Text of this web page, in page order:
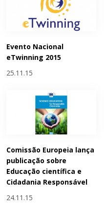
Evento Nacional
eTwinning 2015
25.11.15
Comissão Europeia lança
publicação sobre
Educação científica e
Cidadania Responsável
24.11.15